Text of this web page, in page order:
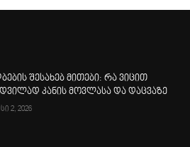
შესახებ მითები: რა ვიცით
კანის მოვლასა და დაცვაზე
2, 2026